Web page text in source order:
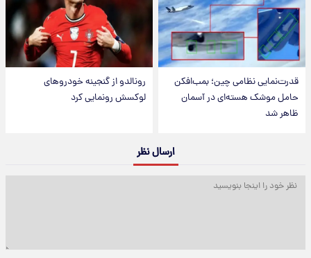
قدرت‌نمایی نظامی چین؛ بمب‌افکن
حامل موشک هسته‌ای در آسمان
ظاهر شد
رونالدو از گنجینه خودروهای
لوکسش رونمایی کرد
ارسال نظر